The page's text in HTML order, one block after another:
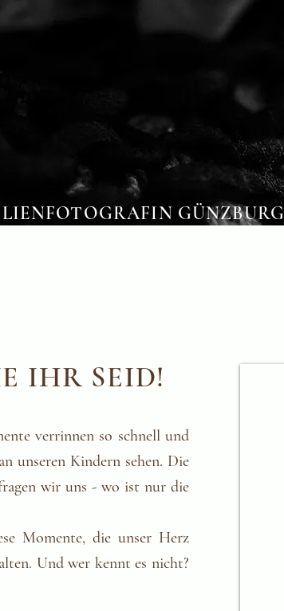
GÜNZBURG
IHR SEID!
verrinnen so schnell und
unseren Kindern sehen. Die
wir uns - wo ist nur die
Momente, die unser Herz
Und wer kennt es nicht?